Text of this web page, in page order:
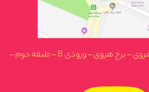
آدرس : تهران – میدان هروی – برج هروی – ورودی B – طبقه دوم –